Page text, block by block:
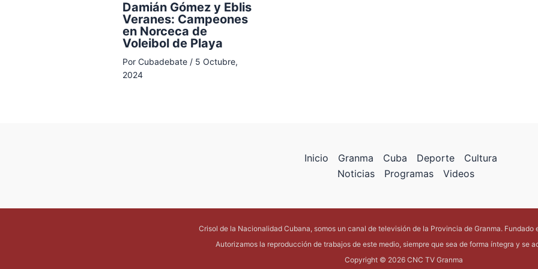
Damián Gómez y Eblis
Veranes: Campeones
en Norceca de
Voleibol de Playa
Por Cubadebate / 5 Octubre,
2024
Inicio Granma Cuba Deporte
Cultura
Noticias
Programas Videos
Crisol de la Nacionalidad Cubana, somos un canal de televisión de la Provincia de Granma. Fundado
Autorizamos la reproducción de trabajos de este medio, siempre que sea de forma íntegra y se
Copyright © 2026 CNC TV Granma